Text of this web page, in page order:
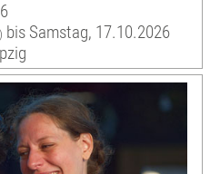
bis Samstag, 17.10.2026